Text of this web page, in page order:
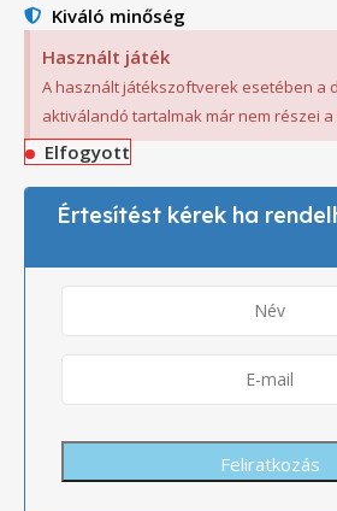
Kiváló minőség
Használt játék
A használt játékszoftverek esetében a
aktiválandó tartalmak már nem részei
Elfogyott
Értesítést kérek ha